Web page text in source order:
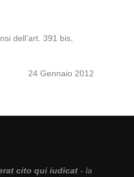
dell’art. 391 bis,
24 Gennaio 2012
cito qui iudicat- la